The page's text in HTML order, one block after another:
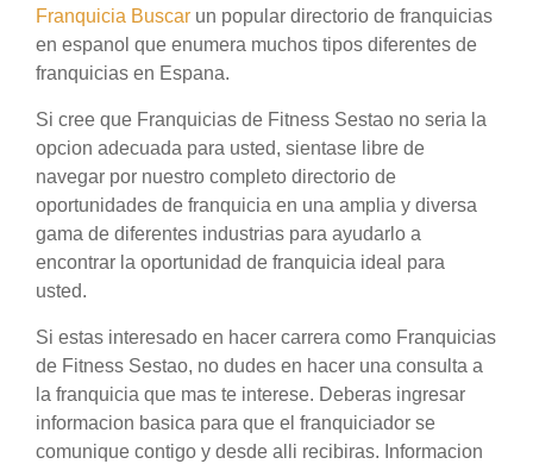
Franquicia Buscar un popular directorio de franquicias
en espanol que enumera muchos tipos diferentes de
franquicias en Espana.
Si cree que Franquicias de Fitness Sestao no seria la
opcion adecuada para usted, sientase libre de
navegar por nuestro completo directorio de
oportunidades de franquicia en una amplia y diversa
gama de diferentes industrias para ayudarlo a
encontrar la oportunidad de franquicia ideal para
usted.
Si estas interesado en hacer carrera como Franquicias
de Fitness Sestao, no dudes en hacer una consulta a
la franquicia que mas te interese. Deberas ingresar
informacion basica para que el franquiciador se
comunique contigo y desde alli recibiras. Informacion